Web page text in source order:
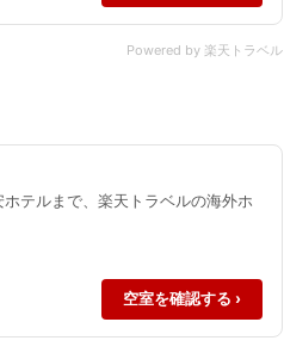
Powered by 楽天トラベル
テルまで、楽天トラベルの海外ホ
空室を確認する ›